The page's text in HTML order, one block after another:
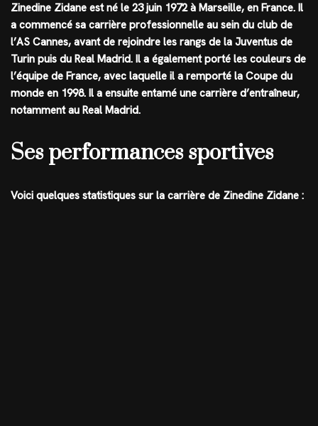
Zinedine Zidane est né le 23 juin 1972 à Marseille, en France. Il
a commencé sa carrière professionnelle au sein du club de
l’AS Cannes, avant de rejoindre les rangs de la Juventus de
Turin puis du Real Madrid. Il a également porté les couleurs de
l’équipe de France, avec laquelle il a remporté la Coupe du
monde en 1998. Il a ensuite entamé une carrière d’entraîneur,
notamment au Real Madrid.
Ses performances sportives
Voici quelques statistiques sur la carrière de Zinedine Zidane :